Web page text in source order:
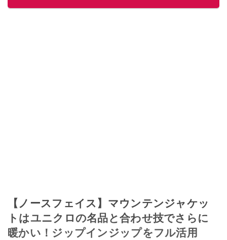
【ノースフェイス】マウンテンジャケッ
トはユニクロの名品と合わせ技でさらに
暖かい！ジップインジップをフル活用